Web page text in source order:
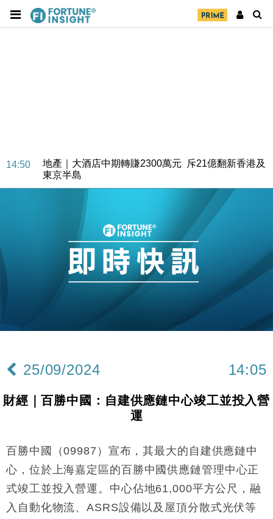
14:50
地產｜大酒店中期轉賺2300萬元 斥21億翻新香港及
東京半島
國際｜特朗普赴洛杉磯高球場活動前 男子攜槍彈被捕
財經｜香港7月PMI回落至51 企業擴張放慢兼縮減人
財經｜黑石傳再籌逾360億美元 支援Anthropic租用
Google晶片
10:57
財經｜美商務部擬擴大金屬關稅範圍 14類產品或加徵
本地｜新世界K11 9月升級會員制度 增鉑金卡級別鎖
16:33
財經｜滙控重啟最多10億美元回購 派息比率目標維持
15:11
財經｜SHEIN傳最快8月中招股 估值料降至400億美
市場落地
14:50
地產｜大酒店中期轉賺2300萬元 斥21億翻新香港及
25/09/2024 14:05
財經｜百勝中國：自建供應鏈中心竣工並投入營
運
百勝中國（09987）宣布，其最大的自建供應鏈中
心，位於上海嘉定區的百勝中國供應鏈管理中心正
式竣工並投入營運。中心佔地61,000平方公尺，融
入自動化物流、ASRS設備以及屋頂分散式光伏等